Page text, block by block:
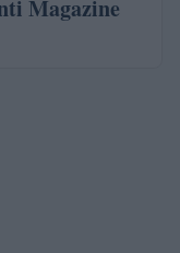
Magazine